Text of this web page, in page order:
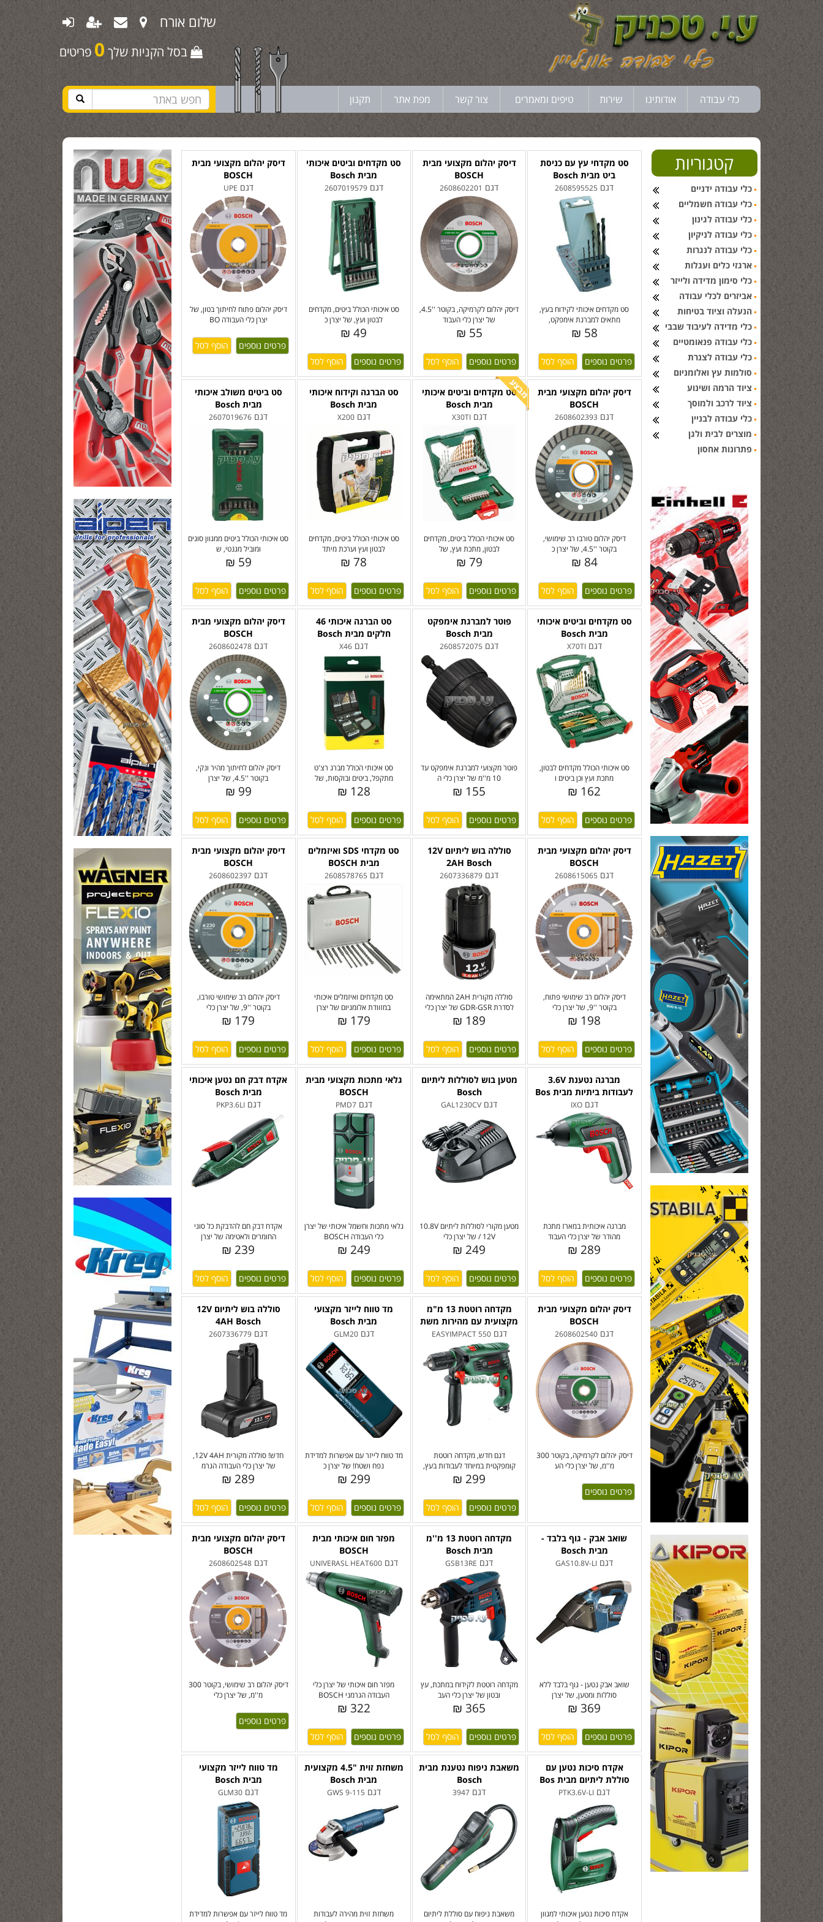
שלום אורח
בסל הקניות שלך 0 פריטים
כלי עבודה אודותינו שירות טיפים ומאמרים צור קשר מפת אתר תקנון
דיסק יהלום מקצועי מבית
BOSCH
דגם UPE
דיסק יהלום פתוח לחיתוך בטון, של
יצרן כלי העבודה BO
פרטים נוספים
סט מקדחים וביטים איכותי
מבית Bosch
דגם2607019579
סט איכותי הכולל ביטים, מקדחים
לבטון ועץ, של יצרן כ
49 ₪
פרטים נוספים
דיסק יהלום מקצועי מבית
BOSCH
דגם 2608602201
דיסק יהלום לקרמיקה, בקוטר ''4.5,
של יצרן כלי העבוד
55 ₪
פרטים נוספים
סט מקדחי עץ עם כניסת
ביט מבית Bosch
דגם 2608595525
סט מקדחים איכותי לקידוח בעץ,
מתאים למברגת אימפקט,
58 ₪
פרטים נוספים
סט ביטים משולב איכותי
מבית Bosch
דגם 2607019676
סט איכותי הכולל ביטים ממגוון סוגים
ומוביל מגנטי, ש
59 ₪
פרטים נוספים
סט הברגה וקידוח איכותי
מבית Bosch
דגםX200
סט איכותי הכולל ביטים, מקדחים
לבטון ועץ וערכת מיתד
78 ₪
פרטים נוספים
סט מקדחים וביטים איכותי
מבית Bosch
דגםX30TI
סט איכותי הכולל ביטים, מקדחים
לבטון, מתכת ועץ, של
79 ₪
פרטים נוספים
דיסק יהלום מקצועי מבית
BOSCH
דגם 2608602393
דיסק יהלום טורבו רב שימושי,
בקוטר ''4.5, של יצרן כ
84 ₪
פרטים נוספים
דיסק יהלום מקצועי מבית
BOSCH
דגם 2608602478
דיסק יהלום לחיתוך מהיר ונקי,
בקוטר ''4.5, של יצרן
99 ₪
פרטים נוספים
סט הברגה איכותי 46
חלקים מבית Bosch
דגם X46
סט איכותי הכולל מברג רצ'ט
מתקפל, ביטים ובוקסות, של
128 ₪
פרטים נוספים
פוטר למברגת אימפקט
מבית Bosch
דגם 2608572075
פוטר מקצועי למברגת אימפקט עד
10 מ''מ של יצרן כלי ה
155 ₪
פרטים נוספים
סט מקדחים וביטים איכותי
מבית Bosch
דגםX70TI
סט איכותי הכולל מקדחים לבטון,
מתכת ועץ וכן ביטים ו
162 ₪
פרטים נוספים
דיסק יהלום מקצועי מבית
BOSCH
דגם 2608602397
דיסק יהלום רב שימושי טורבו,
בקוטר ''9, של יצרן כלי
179 ₪
פרטים נוספים
סט מקדחי SDS ואיזמלים
מבית BOSCH
דגם 2608578765
סט מקדחים ואיזמלים איכותי
במזוודת אלומניום של יצרן
179 ₪
פרטים נוספים
סוללה בוש ליתיום 12V
2AH Bosch
דגם 2607336879
סוללה מקורית 2AH המתאימה
לסדרת GDR-GSR של יצרן כלי
189 ₪
פרטים נוספים
דיסק יהלום מקצועי מבית
BOSCH
דגם 2608615065
דיסק יהלום רב שימושי פתוח,
בקוטר ''9, של יצרן כלי
198 ₪
פרטים נוספים
אקדח דבק חם נטען איכותי
מבית Bosch
דגםPKP3.6LI
אקדח דבק חם להדבקת כל סוגי
החומרים ולאטימה של יצרן
239 ₪
פרטים נוספים
גלאי מתכות מקצועי מבית
BOSCH
דגםPMD7
גלאי מתכות וחשמל איכותי של יצרן
כלי העבודה BOSCH
249 ₪
פרטים נוספים
מטען בוש לסוללות ליתיום
Bosch
דגם GAL1230CV
מטען מקורי לסוללות ליתיום 10.8V
/ 12V של יצרן כלי
249 ₪
פרטים נוספים
מברגה נטענת 3.6V
לעבודות ביתיות מבית Bos
דגםIXO
מברגה איכותית במארז מתכת
מהודר של יצרן כלי העבוד
289 ₪
פרטים נוספים
סוללה בוש ליתיום 12V
4AH Bosch
דגם 2607336779
חדש! סוללה מקורית 12V 4AH,
של יצרן כלי העבודה הגרמ
289 ₪
פרטים נוספים
מד טווח לייזר מקצועי
מבית Bosch
דגםGLM20
מד טווח לייזר עם אפשרות למדידת
נפח ושטח! של יצרן כ
299 ₪
פרטים נוספים
מקדחה רוטטת 13 מ"מ
מקצועית עם מהירות משת
דגםEASYIMPACT 550
דגם חדש, מקדחה רוטטת
קומפקטית במיוחד לעבודות בעץ,
299 ₪
פרטים נוספים
דיסק יהלום מקצועי מבית
BOSCH
דגם 2608602540
דיסק יהלום לקרמיקה, בקוטר 300
מ''מ, של יצרן כלי הע
פרטים נוספים
דיסק יהלום מקצועי מבית
BOSCH
דגם 2608602548
דיסק יהלום רב שימושי, בקוטר 300
מ''מ, של יצרן כלי
פרטים נוספים
מפזר חום איכותי מבית
BOSCH
דגםUNIVERASL HEAT600
מפזר חום איכותי של יצרן כלי
העבודה הגרמני BOSCH
322 ₪
פרטים נוספים
מקדחה רוטטת 13 מ''מ
מבית Bosch
דגם GSB13RE
מקדחה רוטטת לקידוח במתכת, עץ
ובטון של יצרן כלי העב
365 ₪
פרטים נוספים
שואב אבק - גוף בלבד -
מבית Bosch
דגם GAS10.8V-LI
שואב אבק נטען - גוף בלבד ללא
סוללות ומטען, של יצרן
369 ₪
פרטים נוספים
מד טווח לייזר מקצועי
מבית Bosch
דגם GLM30
מד טווח לייזר עם אפשרות למדידת
משחזת זוית "4.5 מקצועית
מבית Bosch
דגם GWS 9-115
משחזת זוית מהירה לעבודות
משאבת ניפוח נטענת מבית
Bosch
דגם 3947
משאבת ניפוח עם סוללת ליתיום
אקדח סיכות נטען עם
סוללת ליתיום מבית Bos
דגם PTK3.6V-LI
אקדח סיכות נטען איכותי למגוון
קטגוריות
כלי עבודה ידניים
כלי עבודה חשמליים
כלי עבודה לגינון
כלי עבודה לניקיון
כלי עבודה לנגרות
ארגזי כלים ועגלות
כלי סימון מדידה ולייזר
אביזרים לכלי עבודה
הנעלה וציוד בטיחות
כלי מדידה לעיבוד שבבי
כלי עבודה פנאומטיים
כלי עבודה לצנרת
סולמות עץ ואלומניום
ציוד הרמה ושינוע
ציוד לרכב ולמוסך
כלי עבודה לבניין
מוצרים לבית ולגן
פתרונות אחסון